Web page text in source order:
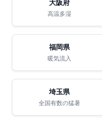
大阪府
高温多湿
福岡県
暖気流入
埼玉県
全国有数の猛暑